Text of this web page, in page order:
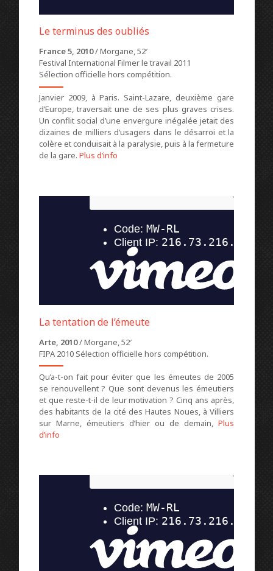
Le terminus des oubliés
France 5, 2010/ Morgane, 52′
Festival International Filmer le travail 2011
Sélection officielle hors compétition.
Janvier 2009, à Paris. Saint-Lazare, deuxième gare
d’Europe, traversait une de ses plus graves crises.
Un conflit social d’une envergure inégalée jetait des
dizaines de milliers d’usagers dans le désarroi et la
colère et conduisait à la paralysie, puis à la fermeture
de la gare. Plus d’info
La tentation de l’émeute
Arte, 2010/ Morgane, 52′
FIPA 2010 Sélection officielle hors compétition.
Qu’a-t-on fait pour éviter que les émeutes de 2005
se renouvellent ? Que sont devenus les émeutiers
et que reste-t-il de leur motivation ? Cinq ans après,
des habitants de la cité des Hautes Noues, à Villiers
sur Marne, émeutiers d’hier ou de demain,Plus
d’info